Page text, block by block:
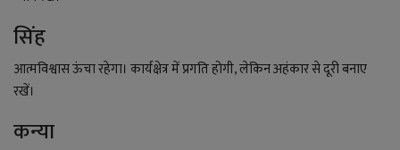
सिंह
आत्मविश्वास ऊंचा रहेगा। कार्यक्षेत्र में प्रगति होगी, लेकिन अहंकार से दूरी बनाए
रखें।
कन्या